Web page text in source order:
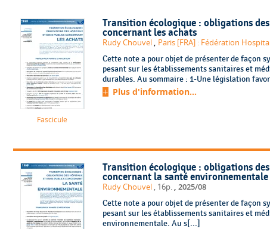
Fascicule
Transition écologique : obligations
concernant les achats
Rudy Chouvel Paris [FRA] : Fédération
Cette note a pour objet de présenter de façon
pesant sur les établissements sanitaires et
durables. Au sommaire : 1-Une législation
Plus d'information...
Transition écologique : obligations
concernant la santé environnementale
Rudy Chouvel , 16p. 2025/08
Cette note a pour objet de présenter de façon
pesant sur les établissements sanitaires et
environnementale. Au s[...]